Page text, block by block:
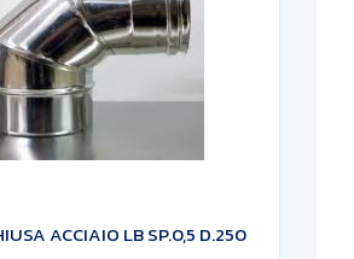
ACCIAIO LB SP.0,5 D.250